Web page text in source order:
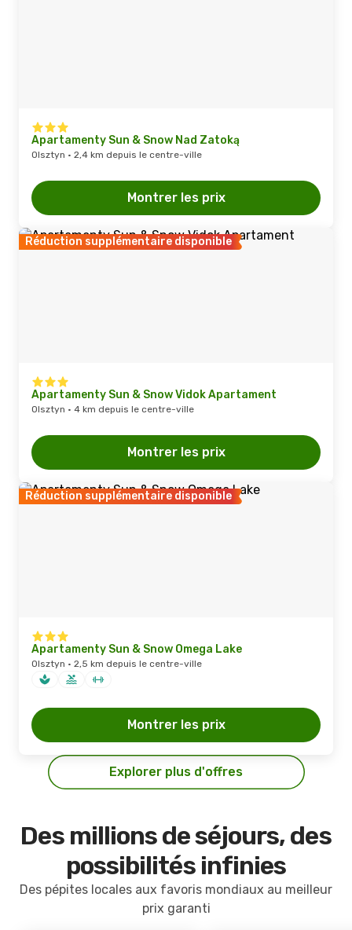
Apartamenty Sun & Snow Nad Zatoką
Olsztyn · 2,4 km depuis le centre-ville
Montrer les prix
Réduction supplémentaire disponible
Apartamenty Sun & Snow Vidok Apartament
Olsztyn · 4 km depuis le centre-ville
Montrer les prix
Réduction supplémentaire disponible
Apartamenty Sun & Snow Omega Lake
Olsztyn · 2,5 km depuis le centre-ville
Montrer les prix
Explorer plus d'offres
Des millions de séjours, des
possibilités infinies
Des pépites locales aux favoris mondiaux au meilleur
prix garanti